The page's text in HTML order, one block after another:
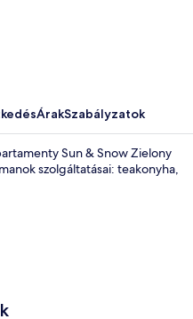
ÁrakSzabályzatok
Sun & Snow Zielony
szolgáltatásai: teakonyha,